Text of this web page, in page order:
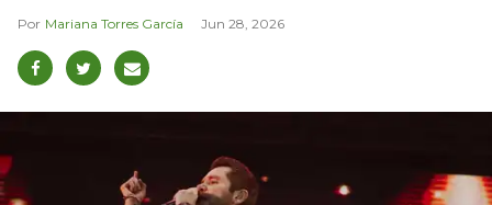
Mariana Torres García Jun 28, 2026